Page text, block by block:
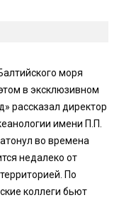
моря
в эксклюзивном
рассказал директор
имени П.П.
во времена
недалеко от
По
коллеги бьют